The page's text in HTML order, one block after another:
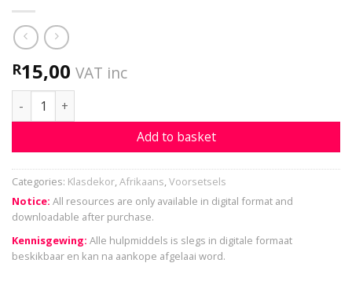
R15,00 VAT inc
Voorsetsels - Boho hasie quantity
Add to basket
Categories: Klasdekor,Afrikaans,Voorsetsels
Notice: All resources are only available in digital format and
downloadable after purchase.
Kennisgewing: Alle hulpmiddels is slegs in digitale formaat
beskikbaar en kan na aankope afgelaai word.